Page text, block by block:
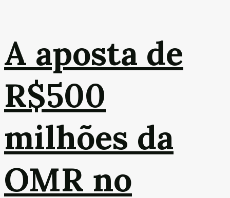
A aposta de
R$500
milhões da
OMR no